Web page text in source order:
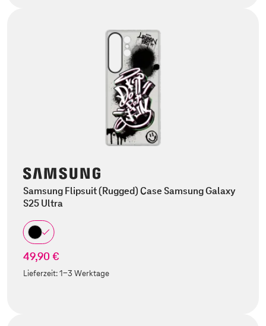
Samsung Flipsuit (Rugged) Case Samsung Galaxy
S25 Ultra
49,90 €
Lieferzeit:1-3 Werktage